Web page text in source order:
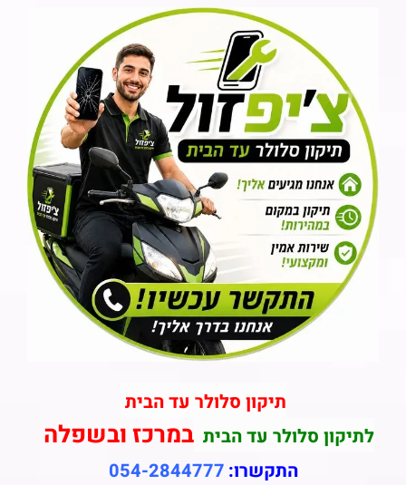
תיקון סלולר עד הבית
לתיקון סלולר עד הביתבמרכז ובשפלה
התקשרו: 054-2844777